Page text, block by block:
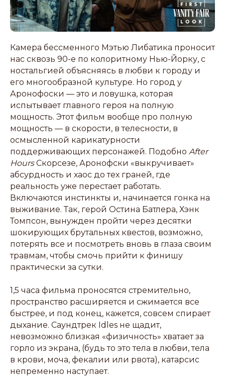
Камера бессменного Мэтью Либатика проносит
нас сквозь 90-е по колоритному Нью-Йорку, с
ностальгией объясняясь в любви к городу и
его многообразной культуре. Но город у
Аронофоски — это и ловушка, которая
испытывает главного героя на полную
мощность. Этот фильм вообще про полную
мощность — в скорости, в телесности, в
осмысленной карикатурности
поддерживающих персонажей. Подобно After
HoursСкорсезе, Аронофски «выкручивает»
абсурдность и хаос до тех граней, где
реальность уже перестает работать.
Включаются инстинкты и, начинается гонка на
выживание. Так, герой Остина Батлера, Хэнк
Томпсон, вынужден пройти через десятки
шокирующих брутальных квестов, возможно,
потерять все и посмотреть вновь в глаза своим
травмам, чтобы смочь прийти к финишу
практически за сутки.
1,5 часа фильма проносятся стремительно,
пространство расширяется и сжимается все
быстрее, и под конец, кажется, совсем спирает
дыхание. Саундтрек Idles не щадит,
невозможно близкая «физичность» хватает за
горло из экрана, (будь то это тела в любви, тела
в крови, моча, фекалии или рвота), катарсис
непременно наступает.